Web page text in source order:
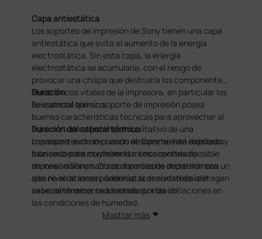
Capa antiestática
Los soportes de impresión de Sony tienen una capa
antiestática que evita el aumento de la energía
electrostática. Sin esta capa, la energía
electrostática se acumularía, con el riesgo de
provocar una chispa que destruiría los componentes
electrónicos vitales de la impresora, en particular los
del cabezal térmico.
Duración del cabezal térmico
Los soportes de impresión de Sony se han diseñado y
fabricado para contener la menor cantidad posible
de iones dañinos. Otros soportes de impresión con un
alto nivel de iones pueden atacar el material del
cabezal térmico, reduciendo su vida útil.
Duración de la impresión
Duración
Es esencial que un soporte de impresión posea
buenas características técnicas para aprovechar al
máximo todo el potencial cualitativo de una
impresora, incluso cuando el soporte está expuesto
a un ambiente muy húmedo. Los soportes de
impresión Sony han sido formulados de tal manera
que no se atascan. Además, la densidad de la imagen
se ve mínimamente afectada por las variaciones en
las condiciones de humedad.
Mostrar más